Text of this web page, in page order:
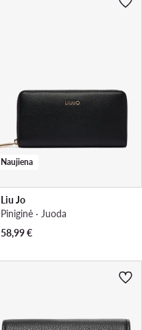
Naujiena
Liu Jo
Piniginė · Juoda
58,99€